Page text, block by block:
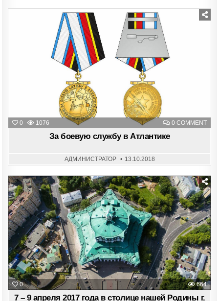
0 1076 0 COMMENTON
ЗА
Posted
in
За боевую службу в Атлантике
АДМИНИСТРАТОР 13.10.2018
0 664
Posted
in
7 – 9 апреля 2017 года в столице нашей Родины г.